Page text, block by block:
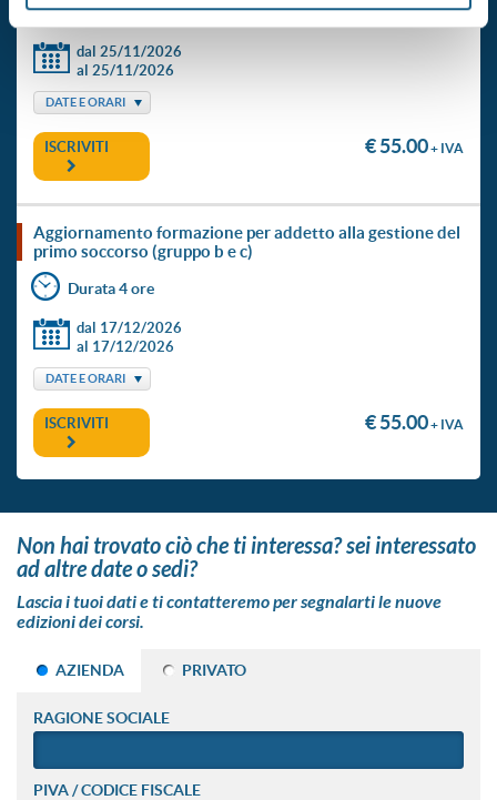
Durata 4 ore
dal 25/11/2026
al 25/11/2026
DATE E ORARI
ISCRIVITI € 55.00+ IVA
aggiornamento formazione per addetto alla gestione del
primo soccorso (gruppo b e c)
Durata 4 ore
dal 17/12/2026
al 17/12/2026
DATE E ORARI
ISCRIVITI € 55.00+ IVA
non hai trovato ciò che ti interessa? sei interessato
ad altre date o sedi?
Lascia i tuoi dati e ti contatteremo per segnalarti le nuove
edizioni dei corsi.
AZIENDA PRIVATO
RAGIONE SOCIALE
PIVA / CODICE FISCALE